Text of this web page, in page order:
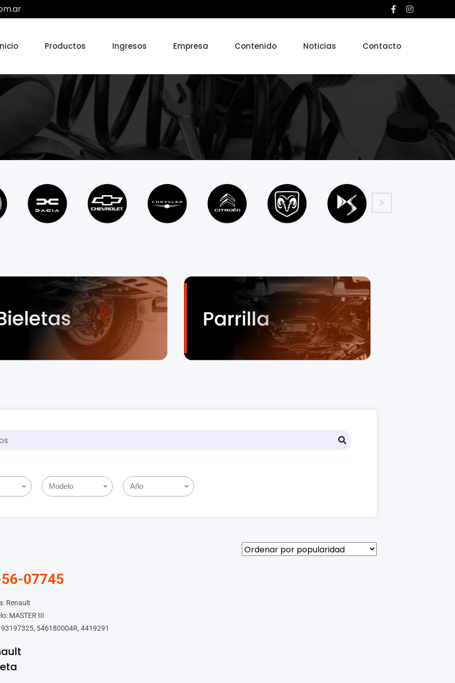
Productos Ingresos Empresa Contenido Noticias Contacto
07745
Renault
MASTER III
93197325, 546180004R, 4419291